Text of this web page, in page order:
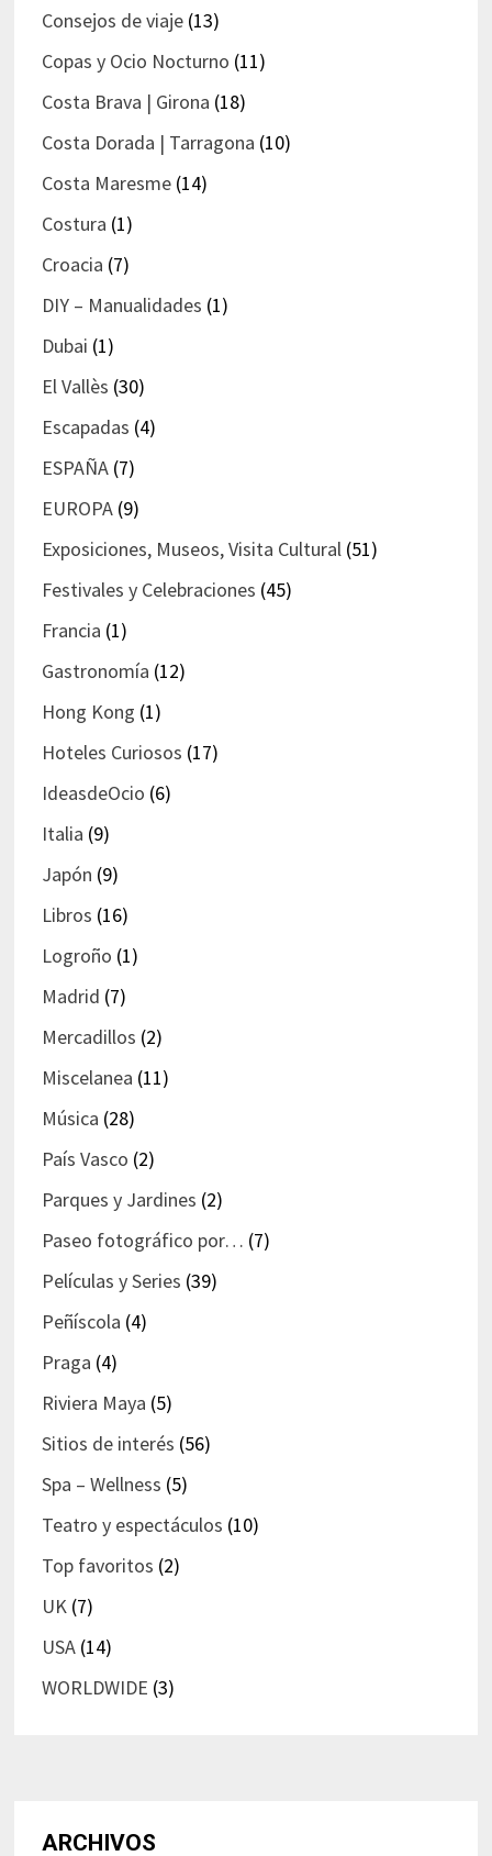
Consejos de viaje(13)
Copas y Ocio Nocturno (11)
Costa Brava | Girona (18)
Costa Dorada | Tarragona (10)
Costa Maresme(14)
Costura (1)
Croacia (7)
DIY – Manualidades (1)
Dubai (1)
El Vallès (30)
Escapadas (4)
ESPAÑA(7)
EUROPA(9)
Exposiciones, Museos, Visita Cultural(51)
Festivales y Celebraciones (45)
Francia (1)
Gastronomía (12)
Hong Kong (1)
Hoteles Curiosos (17)
IdeasdeOcio (6)
Italia (9)
Japón (9)
Libros (16)
Logroño (1)
Madrid (7)
Mercadillos (2)
Miscelanea (11)
Música (28)
País Vasco (2)
Parques y Jardines (2)
Paseo fotográfico por… (7)
Películas y Series (39)
Peñíscola (4)
Praga (4)
Riviera Maya (5)
Sitios de interés (56)
Spa – Wellness (5)
Teatro y espectáculos (10)
Top favoritos (2)
UK(7)
USA(14)
WORLDWIDE (3)
ARCHIVOS